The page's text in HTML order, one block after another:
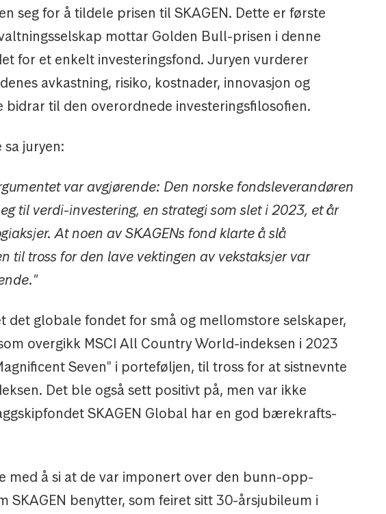
seg for å tildele prisen til SKAGEN. Dette er første
mottar Golden Bull-prisen i denne
for et enkelt investeringsfond. Juryen vurderer
avkastning, risiko, kostnader, innovasjon og
bidrar til den overordnede investeringsfilosofien.
sa juryen:
var avgjørende: Den norske fondsleverandøren
til verdi-investering, en strategi som slet i 2023, et år
At noen av SKAGENs fond klarte å slå
til tross for den lave vektingen av vekstaksjer var
det globale fondet for små og mellomstore selskaper,
overgikk MSCI All Country World-indeksen i 2023
Seven" i porteføljen, til tross for at sistnevnte
Det ble også sett positivt på, men var ikke
SKAGEN Global har en god bærekrafts-
med å si at de var imponert over den bunn-opp-
SKAGEN benytter, som feiret sitt 30-årsjubileum i